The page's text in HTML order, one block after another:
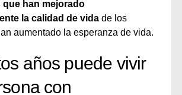
que han mejorado
la calidad de vidade los
aumentado la esperanza de vida.
años puede vivir
con